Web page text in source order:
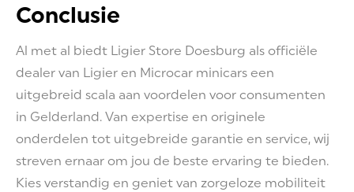
Conclusie
Al met al biedt Ligier Store Doesburg als officiële
dealer van Ligier en Microcar minicars een
uitgebreid scala aan voordelen voor consumenten
in Gelderland. Van expertise en originele
onderdelen tot uitgebreide garantie en service, wij
streven ernaar om jou de beste ervaring te bieden.
Kies verstandig en geniet van zorgeloze mobiliteit